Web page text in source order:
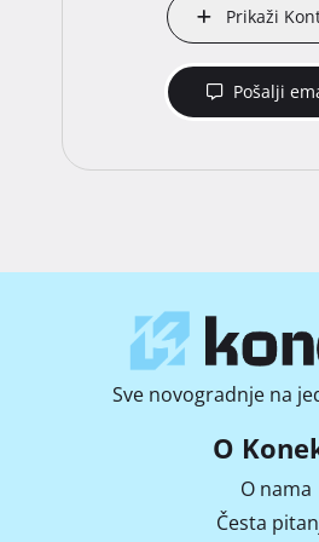
Prikaži
Pošalji
Sve novogradnje na
O
O nama
Česta